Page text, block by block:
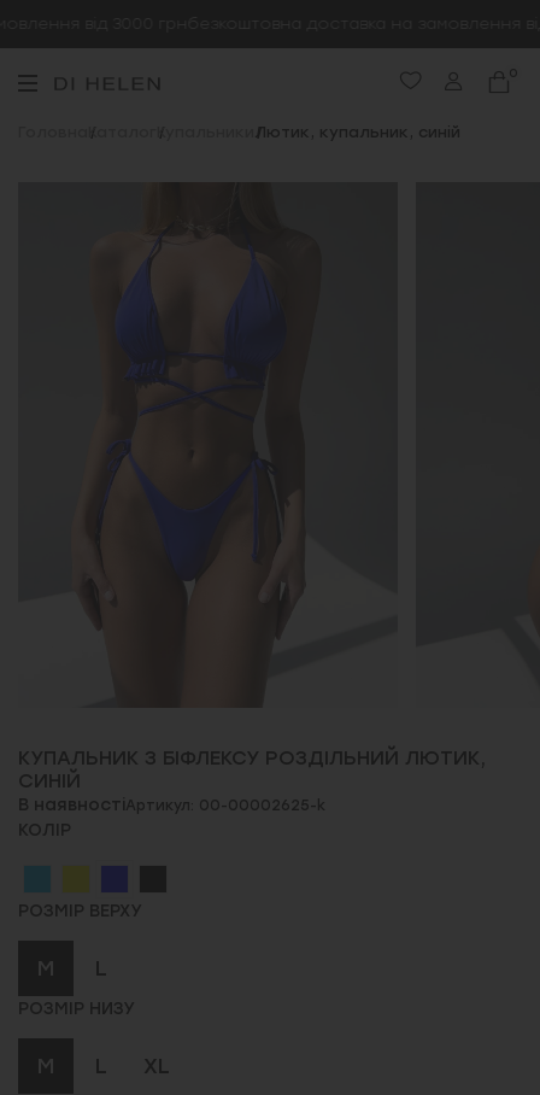
від 3000 грн безкоштовна доставка на замовлення
0
Каталог Купальники Лютик, купальник, синій
КУПАЛЬНИК З БІФЛЕКСУ РОЗДІЛЬНИЙ ЛЮТИК,
СИНІЙ
В наявностіАртикул: 00-00002625-k
КОЛІР
РОЗМІР ВЕРХУ
M L
РОЗМІР НИЗУ
M L XL